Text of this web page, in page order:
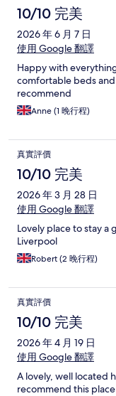
10/10 完美
2026 年 6 月 7 日
使用 Google 翻譯
Happy with
comfortable beds
recommend
Anne (1 晚行程)
真實評價
10/10 完美
2026 年 3 月 28 日
使用 Google 翻譯
Lovely place to stay
Liverpool
Robert (2 晚行程)
真實評價
10/10 完美
2026 年 4 月 19 日
使用 Google 翻譯
A lovely, well located
recommend this